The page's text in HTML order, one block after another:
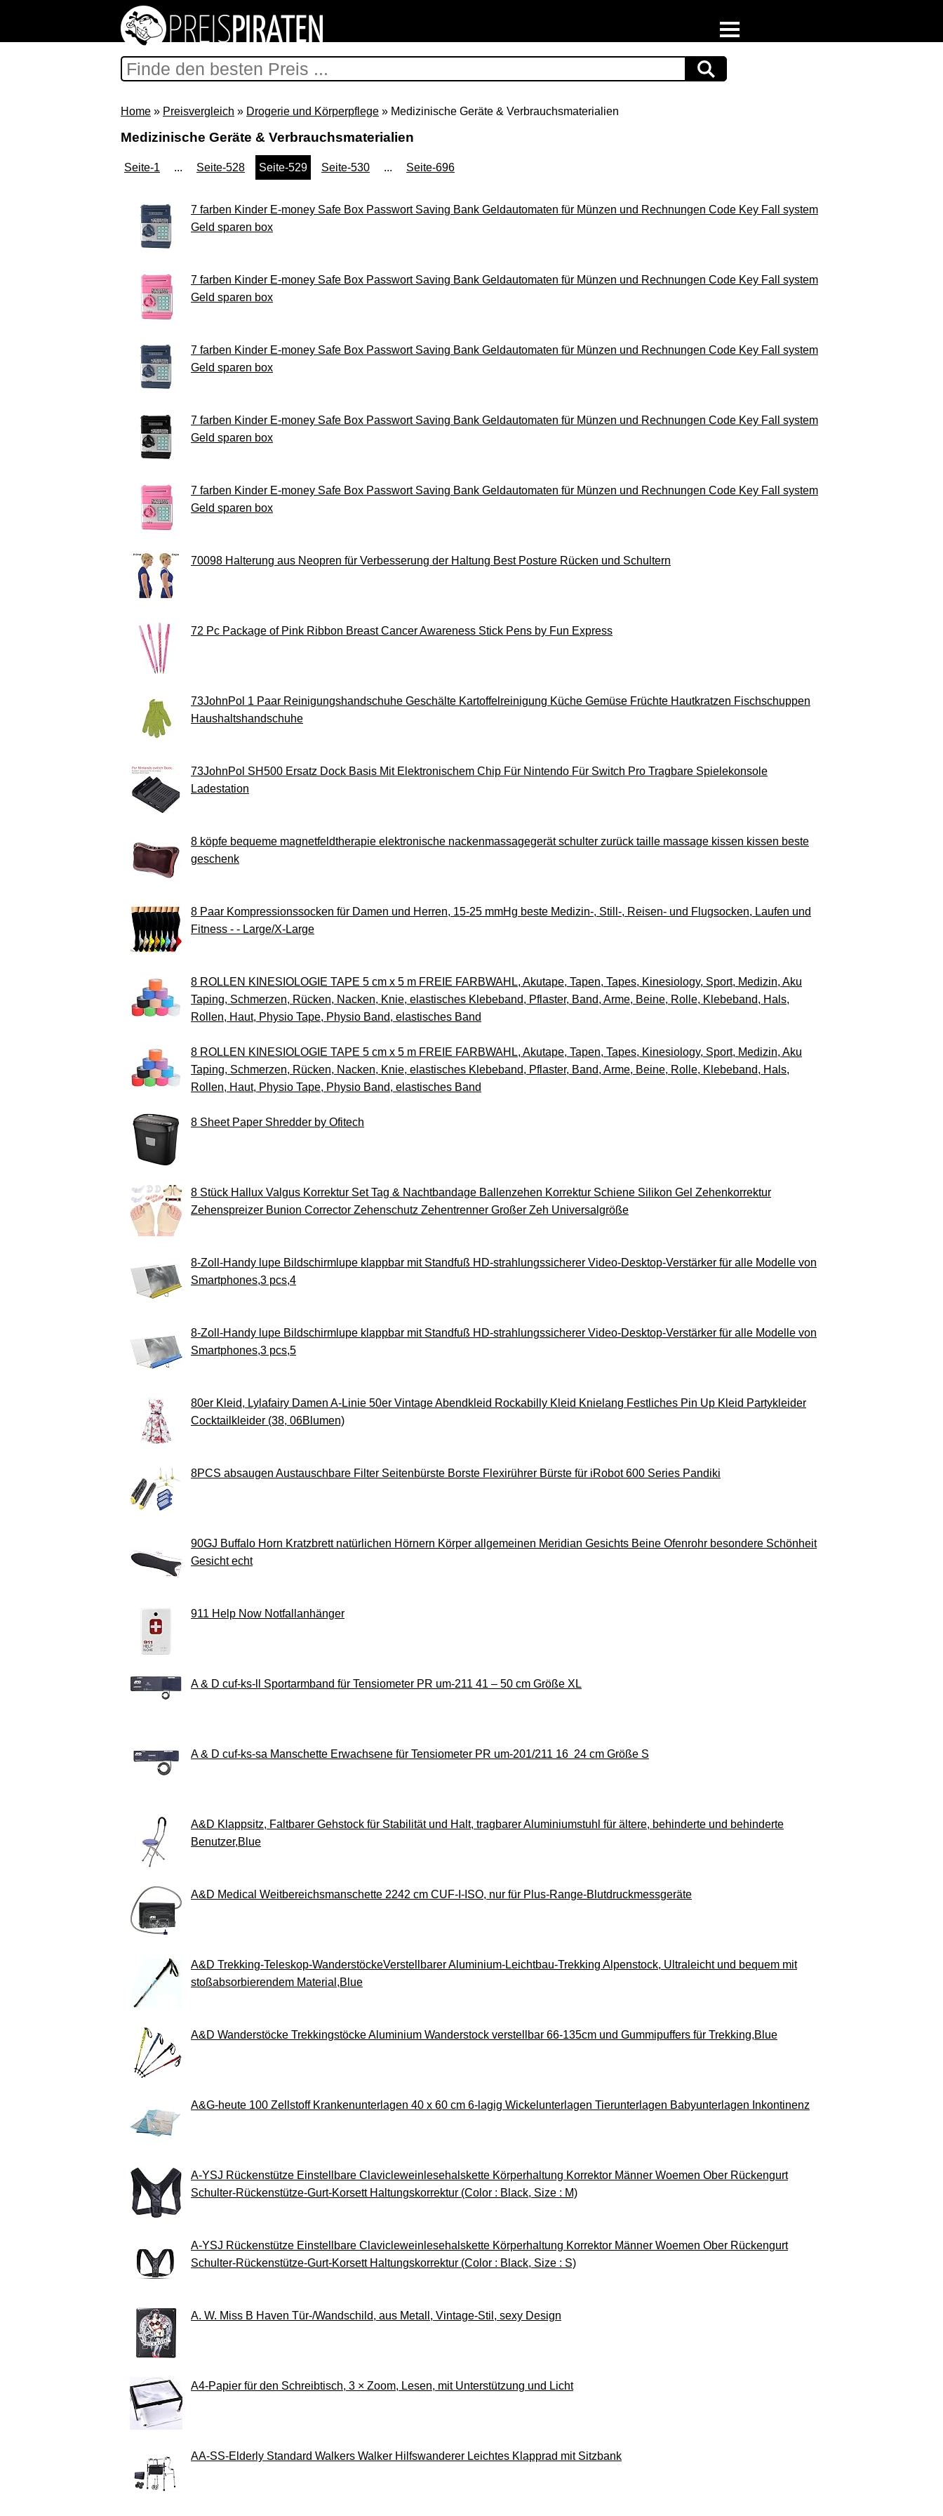
Home » Preisvergleich » Drogerie und Körperpflege » Medizinische Geräte & Verbrauchsmaterialien
Medizinische Geräte & Verbrauchsmaterialien
Seite-1 ... Seite-528 Seite-529 Seite-530 ... Seite-696
7 farben Kinder E-money Safe Box Passwort Saving Bank Geldautomaten für Münzen und Rechnungen Code Key Fall system
Geld sparen box
7 farben Kinder E-money Safe Box Passwort Saving Bank Geldautomaten für Münzen und Rechnungen Code Key Fall system
Geld sparen box
7 farben Kinder E-money Safe Box Passwort Saving Bank Geldautomaten für Münzen und Rechnungen Code Key Fall system
Geld sparen box
7 farben Kinder E-money Safe Box Passwort Saving Bank Geldautomaten für Münzen und Rechnungen Code Key Fall system
Geld sparen box
7 farben Kinder E-money Safe Box Passwort Saving Bank Geldautomaten für Münzen und Rechnungen Code Key Fall system
Geld sparen box
70098 Halterung aus Neopren für Verbesserung der Haltung Best Posture Rücken und Schultern
72 Pc Package of Pink Ribbon Breast Cancer Awareness Stick Pens by Fun Express
73JohnPol 1 Paar Reinigungshandschuhe Geschälte Kartoffelreinigung Küche Gemüse Früchte Hautkratzen Fischschuppen
Haushaltshandschuhe
73JohnPol SH500 Ersatz Dock Basis Mit Elektronischem Chip Für Nintendo Für Switch Pro Tragbare Spielekonsole
Ladestation
8 köpfe bequeme magnetfeldtherapie elektronische nackenmassagegerät schulter zurück taille massage kissen kissen beste
geschenk
8 Paar Kompressionssocken für Damen und Herren, 15-25 mmHg beste Medizin-, Still-, Reisen- und Flugsocken, Laufen und
Fitness - - Large/X-Large
8 ROLLEN KINESIOLOGIE TAPE 5 cm x 5 m FREIE FARBWAHL, Akutape, Tapen, Tapes, Kinesiology, Sport, Medizin, Aku
Taping, Schmerzen, Rücken, Nacken, Knie, elastisches Klebeband, Pflaster, Band, Arme, Beine, Rolle, Klebeband, Hals,
Rollen, Haut, Physio Tape, Physio Band, elastisches Band
8 ROLLEN KINESIOLOGIE TAPE 5 cm x 5 m FREIE FARBWAHL, Akutape, Tapen, Tapes, Kinesiology, Sport, Medizin, Aku
Taping, Schmerzen, Rücken, Nacken, Knie, elastisches Klebeband, Pflaster, Band, Arme, Beine, Rolle, Klebeband, Hals,
Rollen, Haut, Physio Tape, Physio Band, elastisches Band
8 Sheet Paper Shredder by Ofitech
8 Stück Hallux Valgus Korrektur Set Tag & Nachtbandage Ballenzehen Korrektur Schiene Silikon Gel Zehenkorrektur
Zehenspreizer Bunion Corrector Zehenschutz Zehentrenner Großer Zeh Universalgröße
8-Zoll-Handy lupe Bildschirmlupe klappbar mit Standfuß HD-strahlungssicherer Video-Desktop-Verstärker für alle Modelle von
Smartphones,3 pcs,4
8-Zoll-Handy lupe Bildschirmlupe klappbar mit Standfuß HD-strahlungssicherer Video-Desktop-Verstärker für alle Modelle von
Smartphones,3 pcs,5
80er Kleid, Lylafairy Damen A-Linie 50er Vintage Abendkleid Rockabilly Kleid Knielang Festliches Pin Up Kleid Partykleider
Cocktailkleider (38, 06Blumen)
8PCS absaugen Austauschbare Filter Seitenbürste Borste Flexirührer Bürste für iRobot 600 Series Pandiki
90GJ Buffalo Horn Kratzbrett natürlichen Hörnern Körper allgemeinen Meridian Gesichts Beine Ofenrohr besondere Schönheit
Gesicht echt
911 Help Now Notfallanhänger
A & D cuf-ks-ll Sportarmband für Tensiometer PR um-211 41 – 50 cm Größe XL
A & D cuf-ks-sa Manschette Erwachsene für Tensiometer PR um-201/211 16 24 cm Größe S
A&D Klappsitz, Faltbarer Gehstock für Stabilität und Halt, tragbarer Aluminiumstuhl für ältere, behinderte und behinderte
Benutzer,Blue
A&D Medical Weitbereichsmanschette 2242 cm CUF-I-ISO, nur für Plus-Range-Blutdruckmessgeräte
A&D Trekking-Teleskop-WanderstöckeVerstellbarer Aluminium-Leichtbau-Trekking Alpenstock, Ultraleicht und bequem mit
stoßabsorbierendem Material,Blue
A&D Wanderstöcke Trekkingstöcke Aluminium Wanderstock verstellbar 66-135cm und Gummipuffers für Trekking,Blue
A&G-heute 100 Zellstoff Krankenunterlagen 40 x 60 cm 6-lagig Wickelunterlagen Tierunterlagen Babyunterlagen Inkontinenz
A-YSJ Rückenstütze Einstellbare Clavicleweinlesehalskette Körperhaltung Korrektor Männer Woemen Ober Rückengurt
Schulter-Rückenstütze-Gurt-Korsett Haltungskorrektur (Color : Black, Size : M)
A-YSJ Rückenstütze Einstellbare Clavicleweinlesehalskette Körperhaltung Korrektor Männer Woemen Ober Rückengurt
Schulter-Rückenstütze-Gurt-Korsett Haltungskorrektur (Color : Black, Size : S)
A. W. Miss B Haven Tür-/Wandschild, aus Metall, Vintage-Stil, sexy Design
A4-Papier für den Schreibtisch, 3 × Zoom, Lesen, mit Unterstützung und Licht
AA-SS-Elderly Standard Walkers Walker Hilfswanderer Leichtes Klapprad mit Sitzbank